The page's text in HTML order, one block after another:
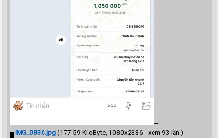
--
IMG_0836.jpg(177.59 KiloByte, 1080x2336 - xem 93 lần.)